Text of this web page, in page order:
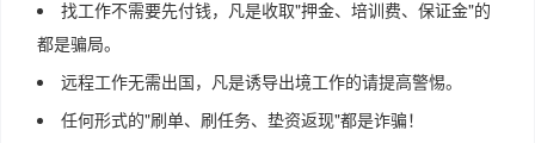
找工作不需要先付钱，凡是收取"押金、培训费、保证金"的
都是骗局。
远程工作无需出国，凡是诱导出境工作的请提高警惕。
任何形式的"刷单、刷任务、垫资返现"都是诈骗！